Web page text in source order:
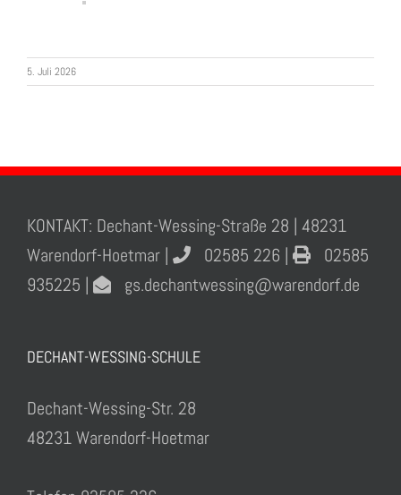
5. Juli 2026
KONTAKT: Dechant-Wessing-Straße 28 | 48231
Warendorf-Hoetmar |
02585 226 |
02585
935225 |
gs.dechantwessing@warendorf.de
DECHANT-WESSING-SCHULE
Dechant-Wessing-Str. 28
48231 Warendorf-Hoetmar